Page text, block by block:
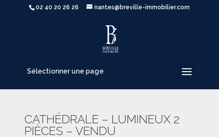
02 40 20 26 26 nantes@breville-immobilier.com
Sélectionner une page
CATHÉDRALE – LUMINEUX 2
PIÈCES – VENDU